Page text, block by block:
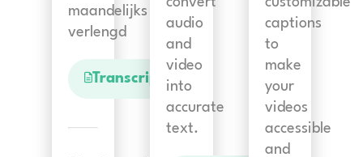
maandelijks
verlengd
Transcriptie
audio
and
video
into
accurate
text.
captions
to
make
your
videos
accessible
and